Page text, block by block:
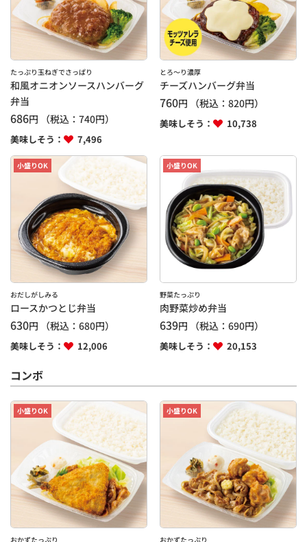
たっぷり玉ねぎでさっぱり
和風オニオンソースハンバーグ
弁当
686円 （税込： 740円）
美味しそう： 7,496
とろ～り濃厚
チーズハンバーグ弁当
760円 （税込：820円）
美味しそう： 10,738
小盛りOK
おだしがしみる
ロースかつとじ弁当
630円 （税込： 680円）
美味しそう： 12,006
小盛りOK
野菜たっぷり
肉野菜炒め弁当
639円 （税込：690円）
美味しそう： 20,153
コンボ
小盛りOK
おかずたっぷり
小盛りOK
おかずたっぷり